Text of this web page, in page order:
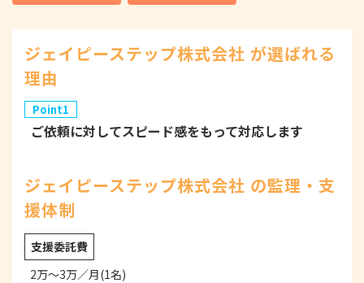
ジェイピーステップ株式会社 が選ばれる
理由
Point1
ご依頼に対してスピード感をもって対応します
ジェイピーステップ株式会社 の監理・支
援体制
支援委託費
2万～3万／月(1名)